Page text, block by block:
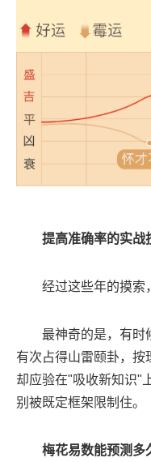
提高准确率的实战
经过这些年的摸索
最神奇的是，有时
有次占得山雷颐卦，按
却应验在"吸收新知识"
别被既定框架限制住。
梅花易数能预测多